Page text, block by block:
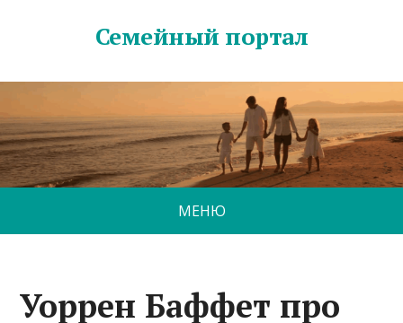
Семейный портал
МЕНЮ
Уоррен Баффет про